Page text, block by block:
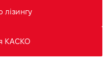
лізингу
КАСКО